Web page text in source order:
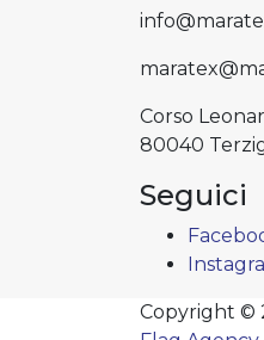
Corso
80040
Seguici
Copyright ©